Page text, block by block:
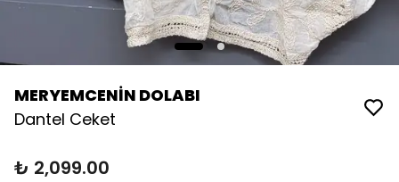
MERYEMCENİN DOLABI
Dantel Ceket
₺ 2,099.00